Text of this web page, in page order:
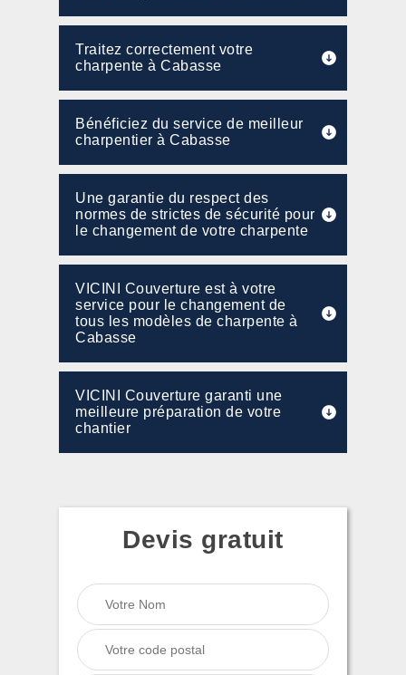
Traitez correctement votre
charpente à Cabasse
Bénéficiez du service de meilleur
charpentier à Cabasse
Une garantie du respect des
normes de strictes de sécurité pour
le changement de votre charpente
VICINI Couverture est à votre
service pour le changement de
tous les modèles de charpente à
Cabasse
VICINI Couverture garanti une
meilleure préparation de votre
chantier
Devis gratuit